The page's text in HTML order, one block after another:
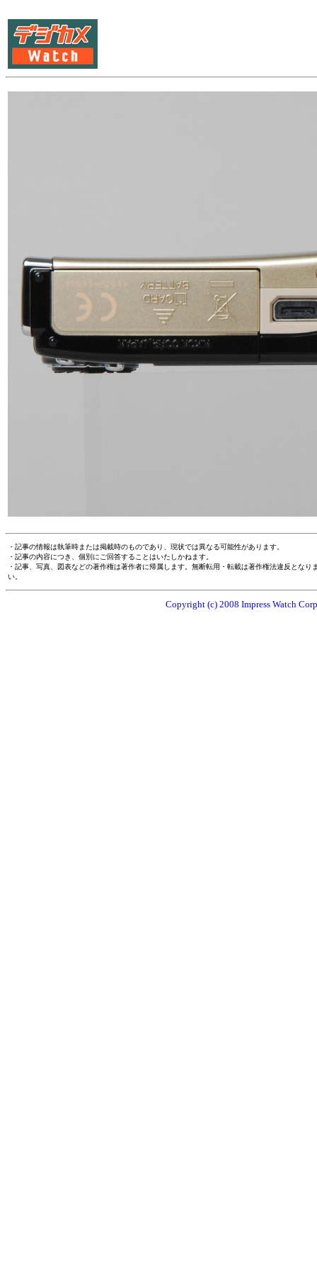
・記事の情報は執筆時または掲載時のものであり、現状では異なる可能性があります。
・記事の内容につき、個別にご回答することはいたしかねます。
・記事、写真、図表などの著作権は著作者に帰属します。無断転用・転載は著作権法違反とな
い。
Copyright (c) 2008 Impress Watch